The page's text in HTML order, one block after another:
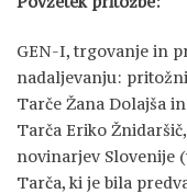
GEN-I, trgovanje in
nadaljevanju:
Tarče Žana Dolajša
Tarča Eriko
novinarjev Slovenije
Tarča, ki je bila